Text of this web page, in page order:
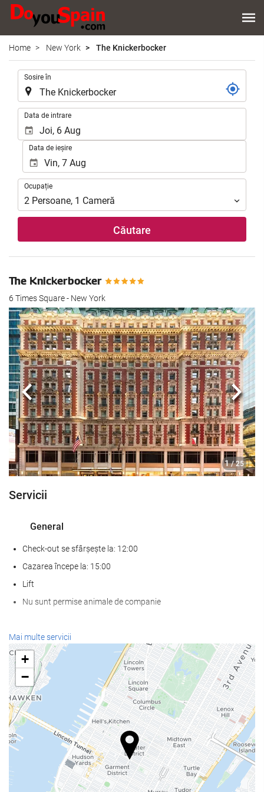
Home New York The Knickerbocker
Sosire în
Data de intrare
Data de ieșire
Ocupație
Ocupație
2 Persoane, 1 Cameră
Căutare
The Knickerbocker
6 Times Square - New York
1 / 25
Anterioară
Servicii
General
Check-out se sfârșește la: 12:00
Cazarea începe la: 15:00
Lift
Nu sunt permise animale de companie
Mâncare și băuturi
Restaurant à la carte
Bar
cafenea la proprietate
Servicii de primire
recepţie deschisă nonstop
cameră de bagaje
Mai multe servicii
+
−